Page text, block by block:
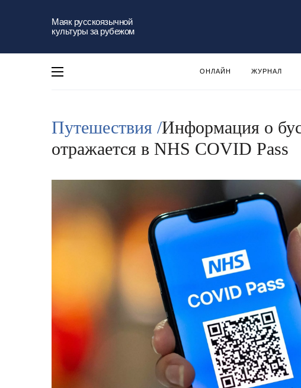
Маяк русскоязычной
культуры за рубежом
ОНЛАЙН ЖУРНАЛ
Путешествия /Информация о
отражается в NHS COVID Pass